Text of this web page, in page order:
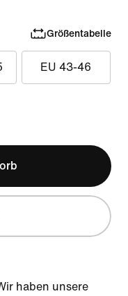
Größentabelle
EU 43-46
haben unsere